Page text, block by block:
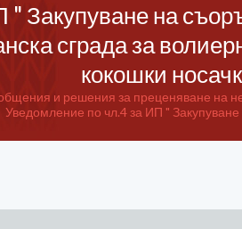
Закупуване на
сграда за
кокошки
и решения за преценяване на
Уведомление по чл.4 за ИП "